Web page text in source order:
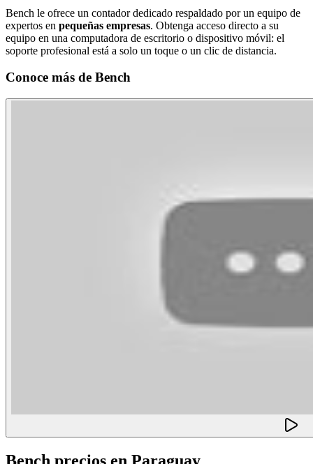
Bench le ofrece un contador dedicado respaldado por un equipo de
expertos en pequeñas empresas. Obtenga acceso directo a su
equipo en una computadora de escritorio o dispositivo móvil: el
soporte profesional está a solo un toque o un clic de distancia.
Conoce más de Bench